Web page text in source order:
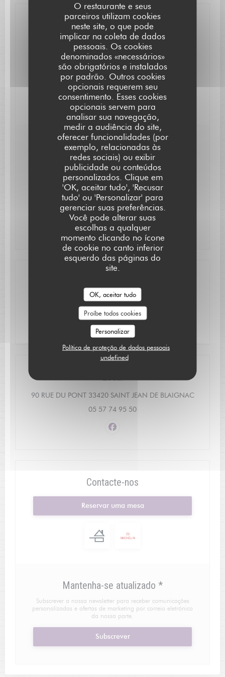
O restaurante e seus
parceiros utilizam cookies
neste site, o que pode
implicar na coleta de dados
pessoais. Os cookies
denominados «necessários»
são obrigatórios e instalados
por padrão. Outros cookies
opcionais requerem seu
consentimento. Esses cookies
opcionais servem para
analisar sua navegação,
medir a audiência do site,
oferecer funcionalidades (por
exemplo, relacionadas às
redes sociais) ou exibir
publicidade ou conteúdos
personalizados. Clique em
'OK, aceitar tudo', 'Recusar
tudo' ou 'Personalizar' para
gerenciar suas preferências.
Você pode alterar suas
escolhas a qualquer
momento clicando no ícone
de cookie no canto inferior
esquerdo das páginas do
site.
OK, aceitar tudo
Proíbe todos cookies
Personalizar
Política de proteção de dados pessoais
undefined
Informações gerais
Serviços
Acesso para pessoas com mobilidade reduzida
Métodos de pagamento
Eurocard/Mastercard, Transferência bancária,
Dinheiro, Visa, Cheques, American Express, Cartão
Azul
Horário de abertura
12:15 - 13:15 • 19:30 - 21:15
12:15 - 13:30
à proximité : près du pont et de
l'église ( 50m )
Local
90 RUE DU PONT 33420 SAINT JEAN DE BLAIGNAC((abre
05 57 74 95 50
Facebook ((abre numa nova
Contacte-nos
Reservar uma mesa
Mantenha-se atualizado *
Subscrever a nossa newsletter para receber comunicações
personalizadas e ofertas de marketing por correio eletrónico
da nossa parte.
Subscrever
L'AUBERGE SAINT JEAN